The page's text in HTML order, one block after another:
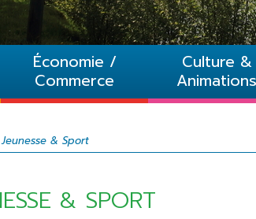
1 2 3 4 5
Économie /
Commerce
L'intercommunalité
Culture &
Animations
Cinéma
Jeunesse & Sport
& SPORT